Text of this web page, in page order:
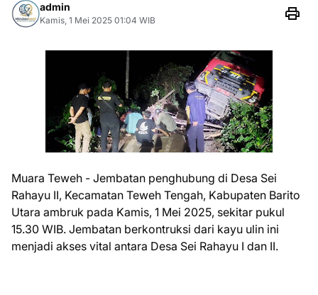
admin
Kamis, 1 Mei 2025 01:04 WIB
Muara Teweh - Jembatan penghubung di Desa Sei
Rahayu II, Kecamatan Teweh Tengah, Kabupaten Barito
Utara ambruk pada Kamis, 1 Mei 2025, sekitar pukul
15.30 WIB. Jembatan berkontruksi dari kayu ulin ini
menjadi akses vital antara Desa Sei Rahayu I dan II.